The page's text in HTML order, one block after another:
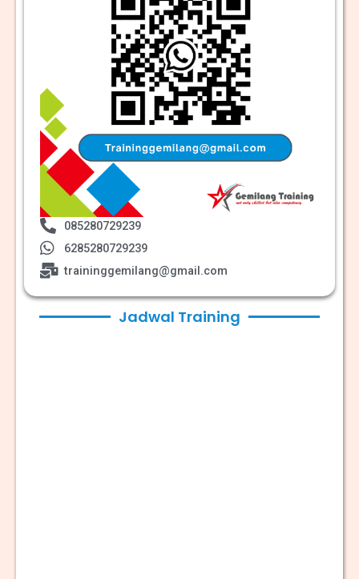
085280729239
6285280729239
traininggemilang@gmail.com
Jadwal Training